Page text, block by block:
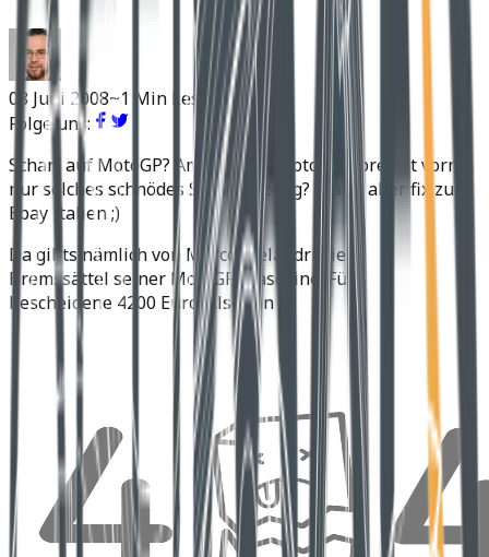
08 Juni 2008~1 Min Lesen
Folge uns:
Scharf auf MotoGP? Am eigenen Motorrad bremst vorn
nur solches schnödes Standardzeug? Dann aber fix zu
Ebay Italien ;)
Da gibts nämlich von Marco Melandri die
Bremssättel seiner MotoGP Maschine. Für
bescheidene 4200 Euro. Also ran ;).